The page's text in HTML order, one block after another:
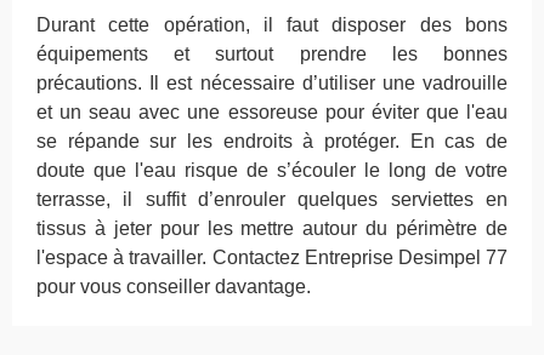
Durant cette opération, il faut disposer des bons
équipements et surtout prendre les bonnes
précautions. Il est nécessaire d’utiliser une vadrouille
et un seau avec une essoreuse pour éviter que l'eau
se répande sur les endroits à protéger. En cas de
doute que l'eau risque de s’écouler le long de votre
terrasse, il suffit d’enrouler quelques serviettes en
tissus à jeter pour les mettre autour du périmètre de
l'espace à travailler. Contactez Entreprise Desimpel 77
pour vous conseiller davantage.